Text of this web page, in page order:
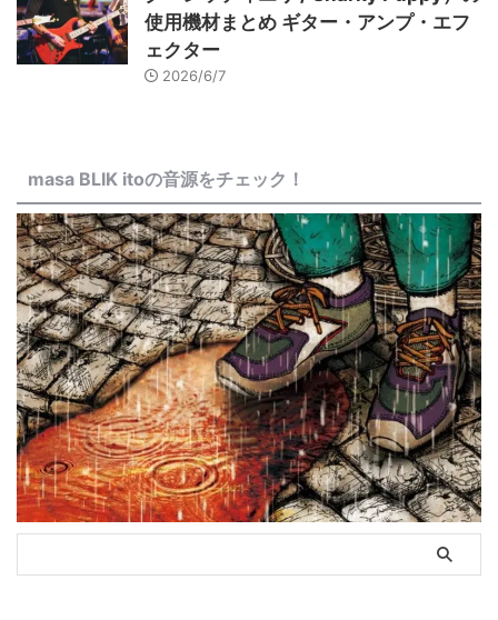
使用機材まとめ ギター・アンプ・エフ
ェクター
2026/6/7
masa BLIK itoの音源をチェック！